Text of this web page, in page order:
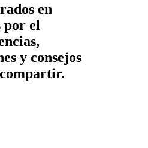
en
por el
y consejos